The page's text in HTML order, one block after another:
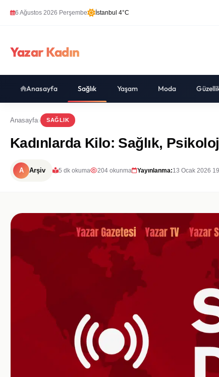
6 Ağustos 2026 Perşembe İstanbul 4°C
Yazar Kadın
Anasayfa Sağlık Yaşam Moda
Anasayfa SAĞLIK
Kadınlarda Kilo: Sağlık,
A Arşiv 5 dk okuma 204 okunma Yayınlanma:13 Ocak 2026